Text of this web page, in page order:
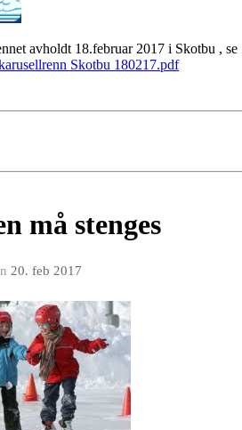
avholdt 18.februar 2017 i Skotbu , se
Skotbu 180217.pdf
må stenges
20. feb 2017